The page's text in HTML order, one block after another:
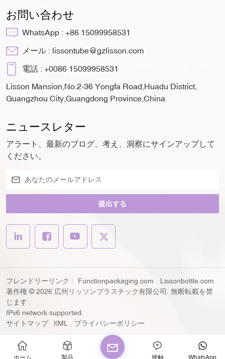
お問い合わせ
WhatsApp : +86 15099958531
メール : lissontube@gzlisson.com
電話 : +0086 15099958531
Lisson Mansion,No.2-36 Yongfa Road,Huadu District,
Guangzhou City,Guangdong Province,China
ニュースレター
アラート、最新のブログ、考え、洞察にサインアップして
ください。
提出する
フレンドリーリンク : Functionpackaging.com
Lissonbottle.com
著作権 © 2026 広州リッソンプラスチック有限公司. 無断転載を禁
じます .
IPv6 network supported.
サイトマップ
XML プライバシーポリシー
ホーム 製品 WhatsApp
接触